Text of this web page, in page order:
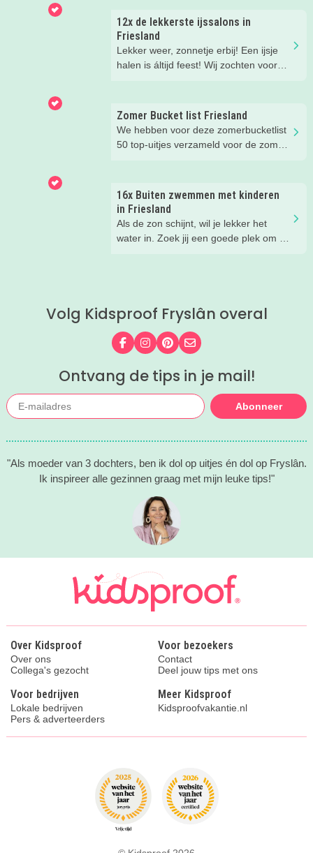
een vet aquapark, een leuke
workshop, tekenen in de
prinsessentuin of klombootje varen?
Check de leukste, zomerse uitjes
12x de lekkerste ijssalons in
Friesland
Lekker weer, zonnetje erbij! Een ijsje
halen is áltijd feest! Wij zochten voor
plekjes, zodat jij er ook lekker bij zit.
Zomer Bucket list Friesland
We hebben voor deze zomerbucketlist
50 top-uitjes verzameld voor de zomer.
tips in buiten de regio, maar die waren
té leuk om niet te noemen ;)
16x Buiten zwemmen met kinderen
in Friesland
Als de zon schijnt, wil je lekker het
water in. Zoek jij een goede plek om te
Volg Kidsproof Fryslân overal
Volg ons op Facebook
Volg ons op Instagram
Volg ons op Pinterest
Mail ons
Ontvang de tips in je mail!
Abonneer
"Als moeder van 3 dochters, ben ik dol op uitjes én dol op Fryslân.
Ik inspireer alle gezinnen graag met mijn leuke tips!"
Over Kidsproof
Over ons
Collega's gezocht
Voor bezoekers
Contact
Deel jouw tips met ons
Voor bedrijven
Lokale bedrijven
Pers & adverteerders
Meer Kidsproof
Kidsproofvakantie.nl